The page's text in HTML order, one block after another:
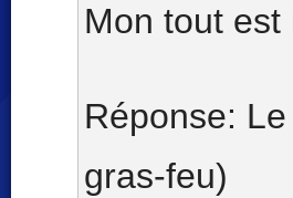
Mon tout
Réponse:
gras-feu)